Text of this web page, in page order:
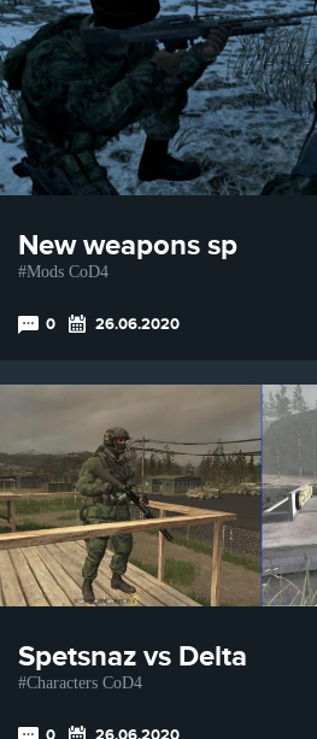
New weapons sp
Mods CoD4
0 26.06.2020
Spetsnaz vs Delta
Characters CoD4
0 26.06.2020